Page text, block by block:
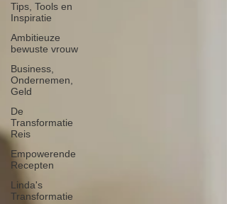
Tips, Tools en
Inspiratie
Ambitieuze
bewuste vrouw
Business,
Ondernemen,
Geld
De
Transformatie
Reis
Empowerende
Recepten
Linda's
Transformatie